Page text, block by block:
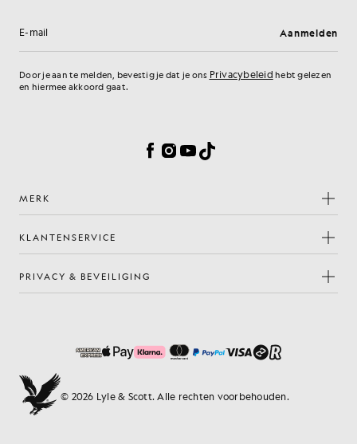
E-mailadres Aanmelden
Door je aan te melden, bevestig je dat je ons Privacybeleid hebt gelezen
en hiermee akkoord gaat.
Facebook
Instagram
YouTube
TikTok
MERK
KLANTENSERVICE
PRIVACY & BEVEILIGING
© 2026 Lyle & Scott. Alle rechten voorbehouden.